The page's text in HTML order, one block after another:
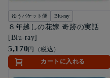
ゆうパケット便 Blu-ray
８年越しの花嫁 奇跡の実話
[Blu-ray]
5,170円（税込）
カートに入れる